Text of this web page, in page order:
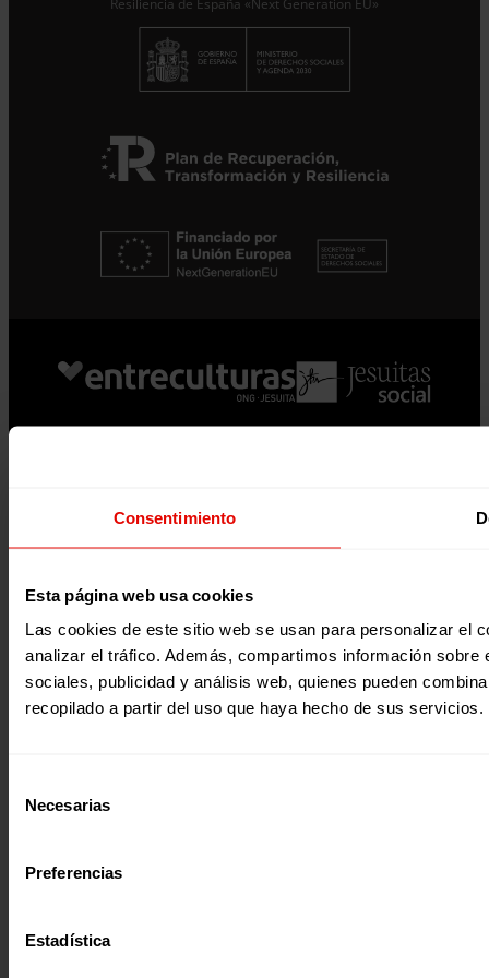
Consentimiento
Esta página web usa cookies
Las cookies de este sitio web se usan para personalizar el
analizar el tráfico. Además, compartimos información
sociales, publicidad y análisis web, quienes pueden
recopilado a partir del uso que haya hecho de sus servicios.
Necesarias
Preferencias
Estadística
Resiliencia de España «Next Generation EU»